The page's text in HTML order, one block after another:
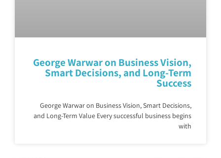
George Warwar on Business Vision,
Smart Decisions, and Long-Term
Success
George Warwar on Business Vision, Smart Decisions,
and Long-Term Value Every successful business begins
with